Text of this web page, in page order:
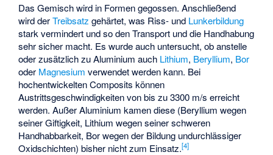
Das Gemisch wird in Formen gegossen. Anschließend
wird derTreibsatz gehärtet, was Riss- und Lunkerbildung
stark vermindert und so den Transport und die Handhabung
sehr sicher macht. Es wurde auch untersucht, ob anstelle
oder zusätzlich zu Aluminium auch Lithium, Beryllium, Bor
oder Magnesium verwendet werden kann. Bei
hochentwickelten Composits können
Austrittsgeschwindigkeiten von bis zu 3300 m/s erreicht
werden. Außer Aluminium kamen diese (Beryllium wegen
seiner Giftigkeit, Lithium wegen seiner schweren
Handhabbarkeit, Bor wegen der Bildung undurchlässiger
Oxidschichten) bisher nicht zum Einsatz.[4]